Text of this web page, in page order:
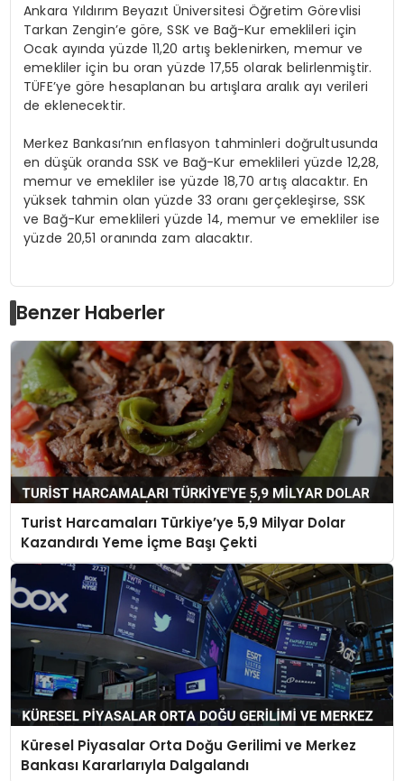
Ankara Yıldırım Beyazıt Üniversitesi Öğretim Görevlisi
Tarkan Zengin’e göre, SSK ve Bağ-Kur emeklileri için
Ocak ayında yüzde 11,20 artış beklenirken, memur ve
emekliler için bu oran yüzde 17,55 olarak belirlenmiştir.
TÜFE’ye göre hesaplanan bu artışlara aralık ayı verileri
de eklenecektir.
Merkez Bankası’nın enflasyon tahminleri doğrultusunda
en düşük oranda SSK ve Bağ-Kur emeklileri yüzde 12,28,
memur ve emekliler ise yüzde 18,70 artış alacaktır. En
yüksek tahmin olan yüzde 33 oranı gerçekleşirse, SSK
ve Bağ-Kur emeklileri yüzde 14, memur ve emekliler ise
yüzde 20,51 oranında zam alacaktır.
Benzer Haberler
Turist Harcamaları Türkiye’ye 5,9 Milyar Dolar
Kazandırdı Yeme İçme Başı Çekti
Küresel Piyasalar Orta Doğu Gerilimi ve Merkez
Bankası Kararlarıyla Dalgalandı